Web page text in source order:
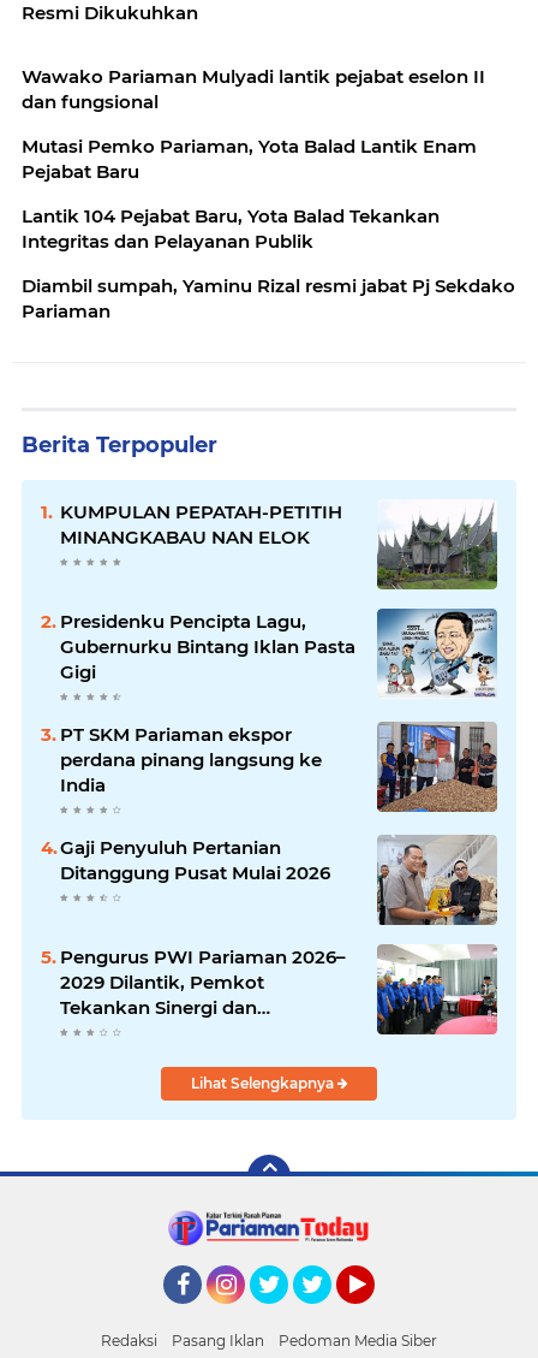
Resmi Dikukuhkan
Wawako Pariaman Mulyadi lantik pejabat eselon II
dan fungsional
Mutasi Pemko Pariaman, Yota Balad Lantik Enam
Pejabat Baru
Lantik 104 Pejabat Baru, Yota Balad Tekankan
Integritas dan Pelayanan Publik
Diambil sumpah, Yaminu Rizal resmi jabat Pj Sekdako
Pariaman
Berita Terpopuler
KUMPULAN PEPATAH-PETITIH
MINANGKABAU NAN ELOK
Presidenku Pencipta Lagu,
Gubernurku Bintang Iklan Pasta
Gigi
PT SKM Pariaman ekspor
perdana pinang langsung ke
India
Gaji Penyuluh Pertanian
Ditanggung Pusat Mulai 2026
Pengurus PWI Pariaman 2026–
2029 Dilantik, Pemkot
Tekankan Sinergi dan
Profesionalisme Pers
Lihat Selengkapnya
Redaksi Pasang Iklan Pedoman Media Siber